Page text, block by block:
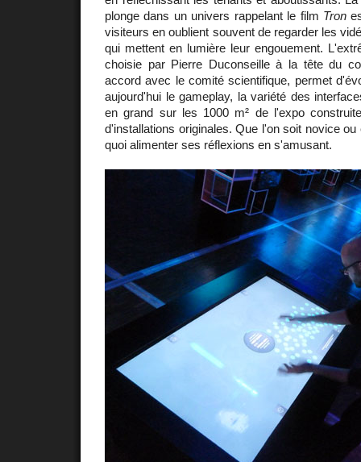
plonge dans un univers rappelant le film Tron
visiteurs en oublient souvent de regarder les
qui mettent en lumière leur engouement.
choisie par Pierre Duconseille à la tête du
accord avec le comité scientifique, permet
aujourd'hui le gameplay, la variété des
en grand sur les 1000 m² de l'expo
d'installations originales. Que l'on soit novice
quoi alimenter ses réflexions en s'amusant.